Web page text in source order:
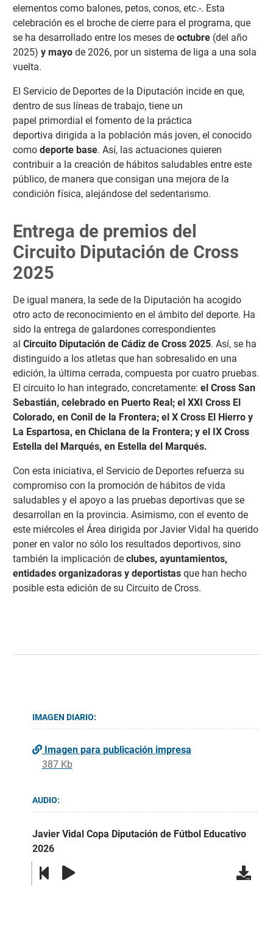
elementos como balones, petos, conos, etc.-. Esta
celebración es el broche de cierre para el programa, que
se ha desarrollado entre los meses de octubre (del año
2025) y mayode 2026, por un sistema de liga a una sola
vuelta.
El Servicio de Deportes de la Diputación incide en que,
dentro de sus líneas de trabajo, tiene un
papel primordial el fomento de la práctica
deportiva dirigida a la población más joven, el conocido
como deporte base. Así, las actuaciones quieren
contribuir a la creación de hábitos saludables entre este
público, de manera que consigan una mejora de la
condición física, alejándose del sedentarismo.
Entrega de premios del
Circuito Diputación de Cross
2025
De igual manera, la sede de la Diputación ha acogido
otro acto de reconocimiento en el ámbito del deporte. Ha
sido la entrega de galardones correspondientes
al Circuito Diputación de Cádiz de Cross 2025. Así, se ha
distinguido a los atletas que han sobresalido en una
edición, la última cerrada, compuesta por cuatro pruebas.
El circuito lo han integrado, concretamente: el Cross San
Sebastián, celebrado en Puerto Real; el XXI Cross El
Colorado, en Conil de la Frontera; el X Cross El Hierro y
La Espartosa, en Chiclana de la Frontera; y el IX Cross
Estella del Marqués, en Estella del Marqués.
Con esta iniciativa, el Servicio de Deportes refuerza su
compromiso con la promoción de hábitos de vida
saludables y el apoyo a las pruebas deportivas que se
desarrollan en la provincia. Asimismo, con el evento de
este miércoles el Área dirigida por Javier Vidal ha querido
poner en valor no sólo los resultados deportivos, sino
también la implicación de clubes, ayuntamientos,
entidades organizadoras y deportistas que han hecho
posible esta edición de su Circuito de Cross.
IMAGEN DIARIO:
Imagen para publicación impresa
387 Kb
AUDIO:
Javier Vidal Copa Diputación de Fútbol Educativo
2026